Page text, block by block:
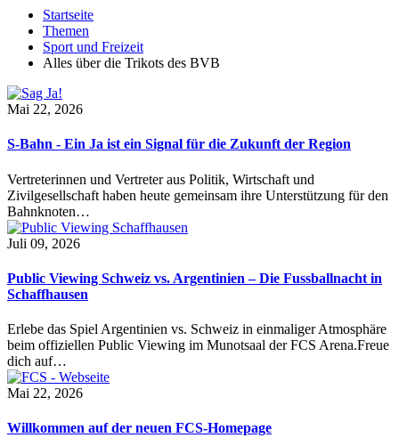
Startseite
Themen
Sport und Freizeit
Alles über die Trikots des BVB
Mai 22, 2026
S-Bahn - Ein Ja ist ein Signal für die Zukunft der Region
Vertreterinnen und Vertreter aus Politik, Wirtschaft und
Zivilgesellschaft haben heute gemeinsam ihre Unterstützung für den
Bahnknoten…
Juli 09, 2026
Public Viewing Schweiz vs. Argentinien – Die Fussballnacht in
Schaffhausen
Erlebe das Spiel Argentinien vs. Schweiz in einmaliger Atmosphäre
beim offiziellen Public Viewing im Munotsaal der FCS Arena.Freue
dich auf…
Mai 22, 2026
Willkommen auf der neuen FCS-Homepage